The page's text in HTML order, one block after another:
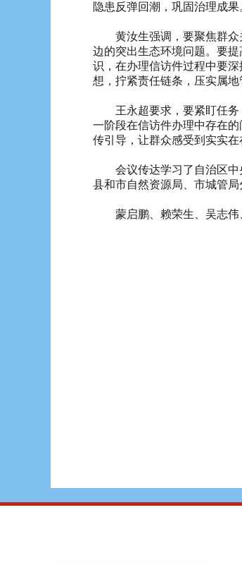
隐患反弹回潮，巩固治理成
黄汝生强调，要聚焦群众关
边的突出生态环境问题。要提
识，在办理信访件过程中要
想，拧紧责任链条，压实属
王永超要求，要紧盯任务
一阶段在信访件办理中存在
传引导，让群众感受到实实
会议传达学习了自治区中央
县和市自然资源局、市城管
蒙启鹏、赖荣生、吴志伟